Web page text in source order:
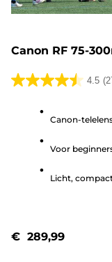
Canon RF 75-
4.5
4.5
sterren.
Canon-
Voor
Licht,
€ 289,99